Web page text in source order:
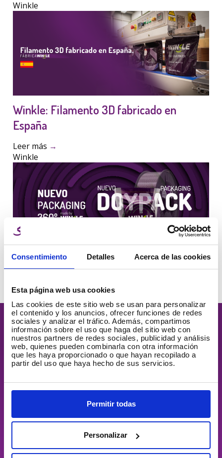
Consentimiento Detalles Acerca de las cookies
Esta página web usa cookies
Las cookies de este sitio web se usan para personalizar
el contenido y los anuncios, ofrecer funciones de redes
sociales y analizar el tráfico. Además, compartimos
información sobre el uso que haga del sitio web con
nuestros partners de redes sociales, publicidad y análisis
web, quienes pueden combinarla con otra información
que les haya proporcionado o que hayan recopilado a
partir del uso que haya hecho de sus servicios.
Permitir todas
Personalizar
Winkle
Winkle: Filamento 3D fabricado en
España
Leer más →
Winkle
¡Estrenamos packaging!
Materiales impresión 3D
Desempeño de proveedores
Política Calidad y Medioambiente
Recursos